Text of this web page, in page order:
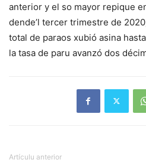
anterior y el so mayor repique
dende’l tercer trimestre de
total de paraos xubió asina
la tasa de paru avanzó dos
Artículu anterior